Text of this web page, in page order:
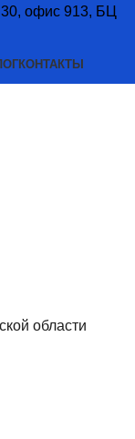
30, офис 913, БЦ
КОНТАКТЫ
области